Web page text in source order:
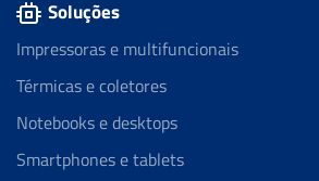
Soluções
Impressoras e multifuncionais
Térmicas e coletores
Notebooks e desktops
Smartphones e tablets